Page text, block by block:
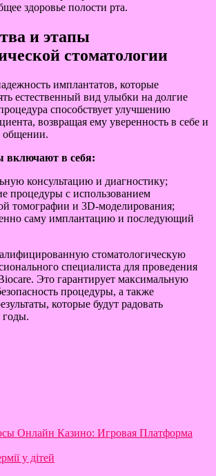
здоровье полости рта.
и этапы
стоматологии
имплантатов, которые
естественный вид улыбки на долгие
способствует улучшению
возвращая ему уверенность в себе и
общении.
включают в себя:
консультацию и диагностику;
процедуры с использованием
томографии и 3D-моделирования;
саму имплантацию и последующий
стоматологическую
специалиста для проведения
Это гарантирует максимальную
процедуры, а также
которые будут радовать
годы.
Онлайн Казино: Игровая Платформа
у дітей